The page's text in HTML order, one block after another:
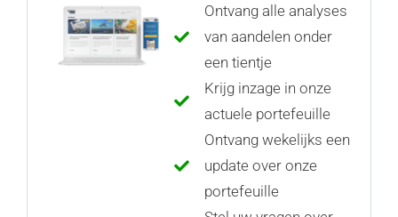
Ontvang alle analyses
van aandelen onder
een tientje
Krijg inzage in onze
actuele portefeuille
Ontvang wekelijks een
update over onze
portefeuille